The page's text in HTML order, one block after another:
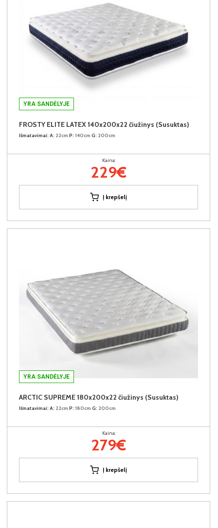
YRA SANDĖLYJE
FROSTY ELITE LATEX 140x200x22 čiužinys (Susuktas)
Išmatavimai: A: 22cm P: 140cm G: 200cm
Kaina:
229€
Į krepšelį
YRA SANDĖLYJE
ARCTIC SUPREME 180x200x22 čiužinys (Susuktas)
Išmatavimai: A: 22cm P: 180cm G: 200cm
Kaina:
279€
Į krepšelį